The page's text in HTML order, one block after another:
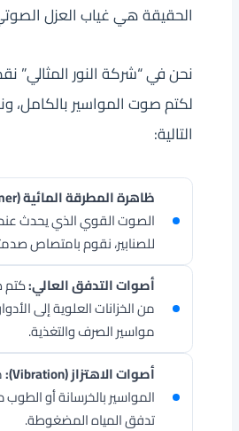
الحقيقة هي غياب العزل
نحن في “شركة النور المثالي”
لكتم صوت المواسير بالكامل،
التالية:
ظاهرة المطرقة المائية (Water Hammer):
الصوت القوي الذي يحدث
للصنابير، نقوم بامتصاص
أصوات التدفق العالي:كتم
من الخزانات العلوية إلى
مواسير الصرف والتغذية.
أصوات الاهتزاز (Vibration):
المواسير بالخرسانة أو الطوب
تدفق المياه المضغوطة.